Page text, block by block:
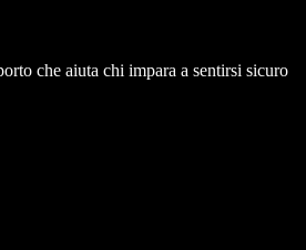
che aiuta chi impara a sentirsi sicuro